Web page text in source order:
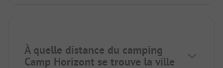
À quelle distance du camping
Camp Horizont se trouve la ville